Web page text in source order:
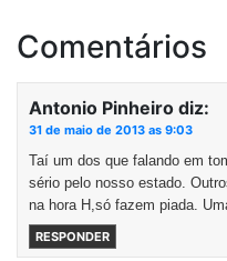
Comentários
Antonio Pinheiro diz:
31 de maio de 2013 as 9:03
Taí um dos que falando em
sério pelo nosso estado.
na hora H,só fazem piada.
RESPONDER